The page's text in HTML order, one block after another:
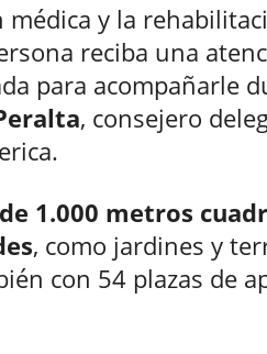
y la
reciba una
para acompañarle
, consejero
1.000 metros
, como jardines y
con 54 plazas de